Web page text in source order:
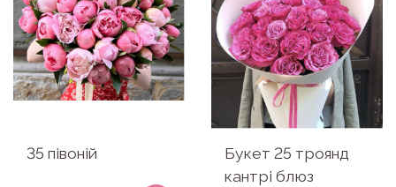
35 півоній
Букет 25 троянд
кантрі блюз